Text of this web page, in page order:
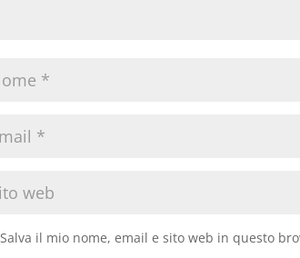
Salva il mio nome, email e sito web in questo